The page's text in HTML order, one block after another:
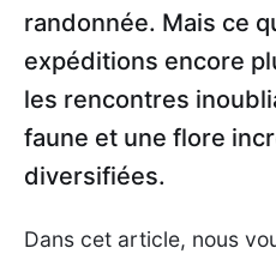
randonnée. Mais ce
expéditions encore
les rencontres
faune et une flore
diversifiées.
Dans cet article, nous